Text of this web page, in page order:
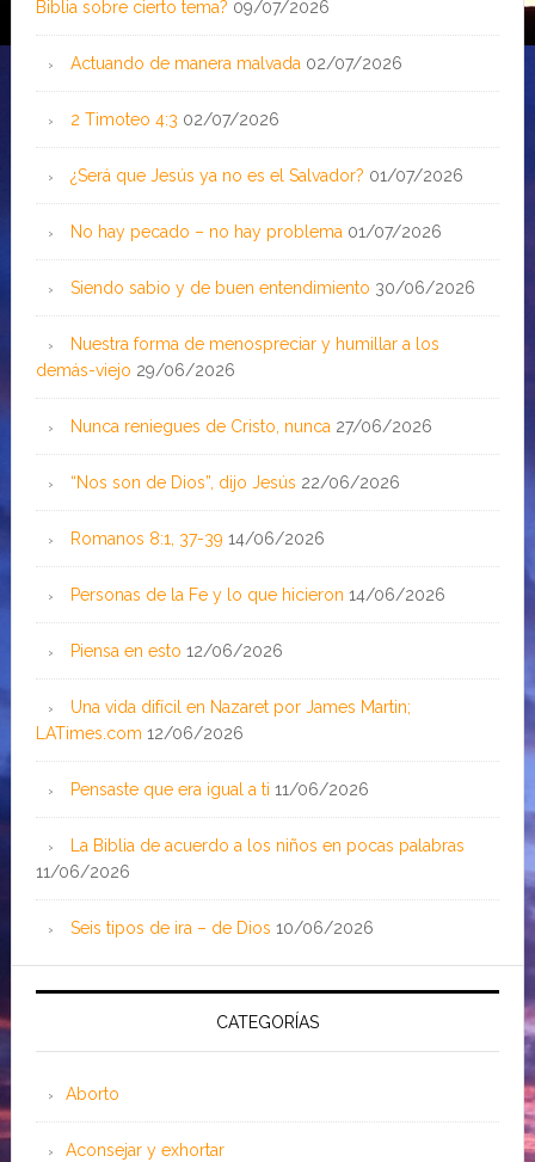
Biblia sobre cierto tema? 09/07/2026
Actuando de manera malvada 02/07/2026
2 Timoteo 4:3 02/07/2026
¿Será que Jesús ya no es el Salvador? 01/07/2026
No hay pecado – no hay problema 01/07/2026
Siendo sabio y de buen entendimiento 30/06/2026
Nuestra forma de menospreciar y humillar a los
demás-viejo 29/06/2026
Nunca reniegues de Cristo, nunca 27/06/2026
“Nos son de Dios”, dijo Jesús 22/06/2026
Romanos 8:1, 37-39 14/06/2026
Personas de la Fe y lo que hicieron 14/06/2026
Piensa en esto 12/06/2026
Una vida difícil en Nazaret por James Martin;
LATimes.com 12/06/2026
Pensaste que era igual a ti 11/06/2026
La Biblia de acuerdo a los niños en pocas palabras
11/06/2026
Seis tipos de ira – de Dios 10/06/2026
CATEGORÍAS
Aborto
Aconsejar y exhortar